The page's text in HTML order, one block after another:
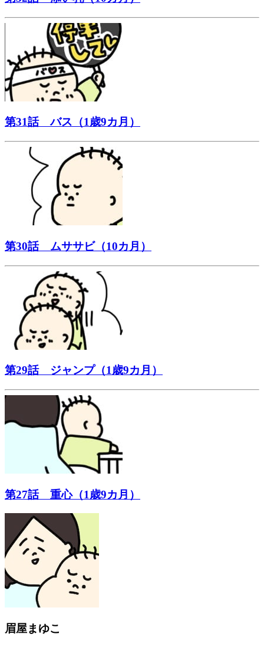
第31話 バス（1歳9カ月）
第30話 ムササビ（10カ月）
第29話 ジャンプ（1歳9カ月）
第27話 重心（1歳9カ月）
眉屋まゆこ